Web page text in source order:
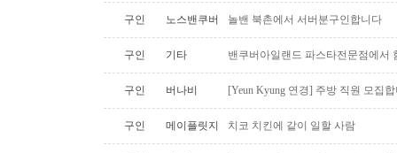
구인 노스밴쿠버 놀밴 북촌에서 서버분구인합니다
구인 기타 밴쿠버아일랜드 파스타전문점에서
구인 버나비 [Yeun Kyung 연경] 주방 직원 모집
구인 메이플릿지 치코 치킨에 같이 일할 사람